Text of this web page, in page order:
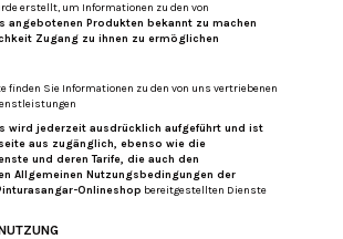
erstellt, um Informationen zu den von
angebotenen Produkten bekannt zu machen
Zugang zu ihnen zu ermöglichen
finden Sie Informationen zu den von uns vertriebenen
wird jederzeit ausdrücklich aufgeführt und ist
aus zugänglich, ebenso wie die
und deren Tarife, die auch den
Allgemeinen Nutzungsbedingungen der
Onlineshop bereitgestellten Dienste